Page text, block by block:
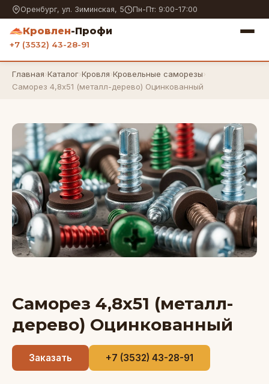
Оренбург, ул. Зиминская, 5 Пн-Пт: 9:00-17:00
Кровлен-Профи
+7 (3532) 43-28-91
Главная›Каталог›Кровля›Кровельные саморезы›
Саморез 4,8х51 (металл-дерево) Оцинкованный
Саморез 4,8х51 (металл-
дерево) Оцинкованный
Заказать +7 (3532) 43-28-91